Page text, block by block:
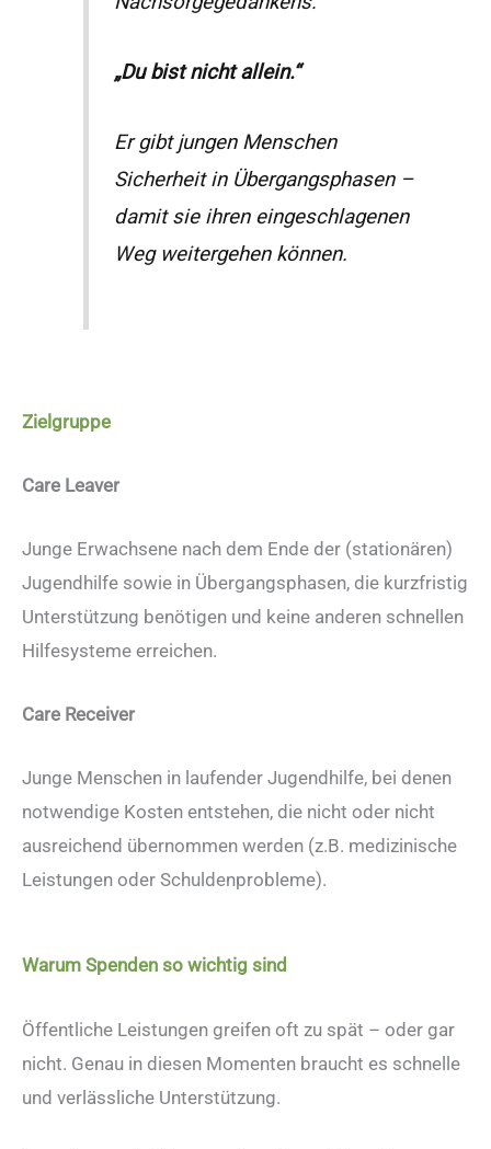
„Du bist nicht allein.“
Er gibt jungen Menschen
Sicherheit in Übergangsphasen –
damit sie ihren eingeschlagenen
Weg weitergehen können.
Zielgruppe
Care Leaver
Junge Erwachsene nach dem Ende der (stationären)
Jugendhilfe sowie in Übergangsphasen, die kurzfristig
Unterstützung benötigen und keine anderen schnellen
Hilfesysteme erreichen.
Care Receiver
Junge Menschen in laufender Jugendhilfe, bei denen
notwendige Kosten entstehen, die nicht oder nicht
ausreichend übernommen werden (z.B. medizinische
Leistungen oder Schuldenprobleme).
Warum Spenden so wichtig sind
Öffentliche Leistungen greifen oft zu spät – oder gar
nicht. Genau in diesen Momenten braucht es schnelle
und verlässliche Unterstützung.